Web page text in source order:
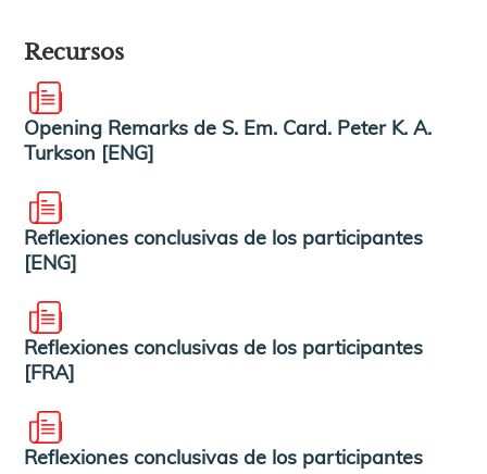
Recursos
Opening Remarks de S. Em. Card. Peter K. A.
Turkson [ENG]
Reflexiones conclusivas de los participantes
[ENG]
Reflexiones conclusivas de los participantes
[FRA]
Reflexiones conclusivas de los participantes